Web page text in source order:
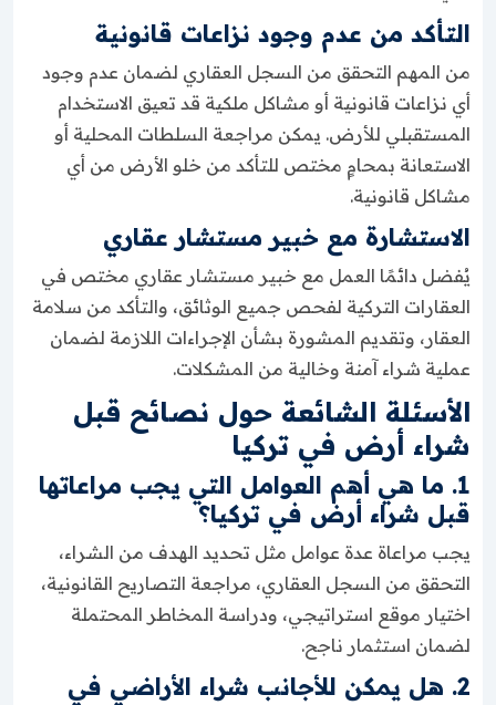
التأكد من عدم وجود نزاعات قانونية
من المهم التحقق من السجل العقاري لضمان عدم وجود
أي نزاعات قانونية أو مشاكل ملكية قد تعيق الاستخدام
المستقبلي للأرض. يمكن مراجعة السلطات المحلية أو
الاستعانة بمحامٍ مختص للتأكد من خلو الأرض من أي
مشاكل قانونية.
الاستشارة مع خبير مستشار عقاري
يُفضل دائمًا العمل مع خبير مستشار عقاري مختص في
العقارات التركية لفحص جميع الوثائق، والتأكد من سلامة
العقار، وتقديم المشورة بشأن الإجراءات اللازمة لضمان
عملية شراء آمنة وخالية من المشكلات.
الأسئلة الشائعة حول نصائح قبل
شراء أرض في تركيا
1. ما هي أهم العوامل التي يجب مراعاتها
قبل شراء أرض في تركيا؟
يجب مراعاة عدة عوامل مثل تحديد الهدف من الشراء،
التحقق من السجل العقاري، مراجعة التصاريح القانونية،
اختيار موقع استراتيجي، ودراسة المخاطر المحتملة
لضمان استثمار ناجح.
2. هل يمكن للأجانب شراء الأراضي في